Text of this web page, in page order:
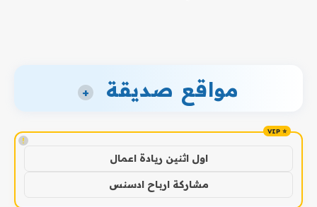
مواقع صديقة +
!
اول اثنين ريادة اعمال
مشاركة ارباح ادسنس